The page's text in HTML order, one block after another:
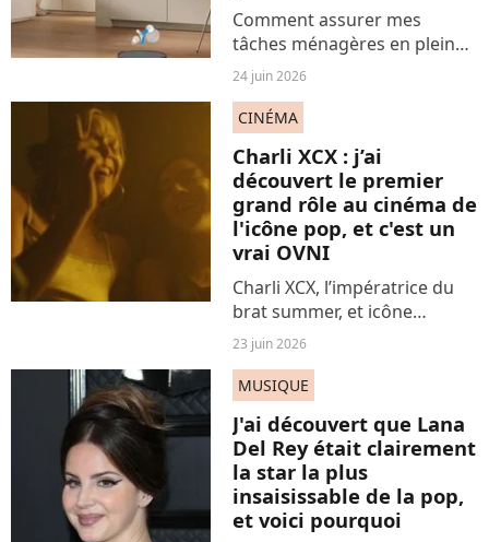
Comment assurer mes
tâches ménagères en pleine
canicule ? J'ai la solution. Et
j'en ai même plusieurs. Suis le
guide.
24 juin 2026
CINÉMA
Charli XCX : j’ai
découvert le premier
grand rôle au cinéma de
l'icône pop, et c'est un
vrai OVNI
Charli XCX, l’impératrice du
brat summer, et icône
absolue de l'hyperpop, arrive
enfin au cinéma. Huit films
sont prévus cette année.
Mais le premier grand rôle de
la star, c’est celui-ci....
23 juin 2026
MUSIQUE
J'ai découvert que Lana
Del Rey était clairement
la star la plus
insaisissable de la pop,
et voici pourquoi